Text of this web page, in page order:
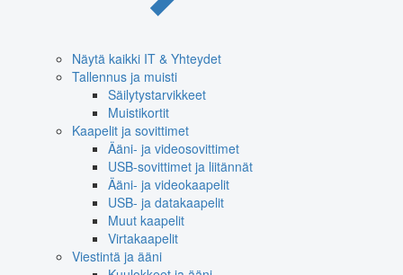
Näytä kaikki IT & Yhteydet
Tallennus ja muisti
Säilytystarvikkeet
Muistikortit
Kaapelit ja sovittimet
Ääni- ja videosovittimet
USB-sovittimet ja liitännät
Ääni- ja videokaapelit
USB- ja datakaapelit
Muut kaapelit
Virtakaapelit
Viestintä ja ääni